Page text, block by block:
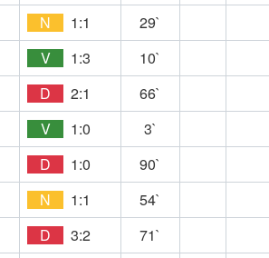
N 1:1
29`
V 1:3
10`
D 2:1
66`
V 1:0
3`
D 1:0
90`
N 1:1
54`
D 3:2
71`